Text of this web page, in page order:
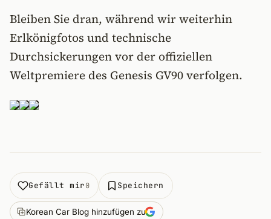
Bleiben Sie dran, während wir weiterhin
Erlkönigfotos und technische
Durchsickerungen vor der offiziellen
Weltpremiere des Genesis GV90 verfolgen.
Gefällt mir0 Speichern
Korean Car Blog hinzufügen zu